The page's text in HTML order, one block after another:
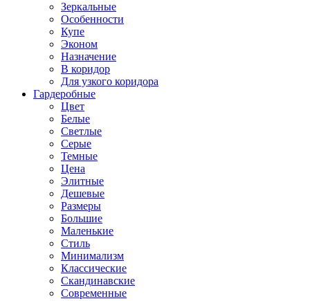
Зеркальные
Особенности
Купе
Эконом
Назначение
В коридор
Для узкого коридора
Гардеробные
Цвет
Белые
Светлые
Серые
Темные
Цена
Элитные
Дешевые
Размеры
Большие
Маленькие
Стиль
Минимализм
Классические
Скандинавские
Современные